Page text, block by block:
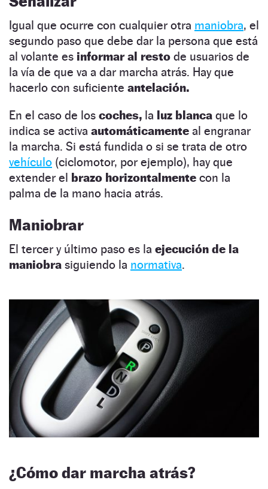
Igual que ocurre con cualquier otra maniobra, el
segundo paso que debe dar la persona que está
al volante es informar al resto de usuarios de
la vía de que va a dar marcha atrás. Hay que
hacerlo con suficiente antelación.
En el caso de los coches, la luz blanca que lo
indica se activa automáticamente al engranar
la marcha. Si está fundida o si se trata de otro
vehículo (ciclomotor, por ejemplo), hay que
extender el brazo horizontalmente con la
palma de la mano hacia atrás.
Maniobrar
El tercer y último paso es la ejecución de la
maniobra siguiendo la normativa.
¿Cómo dar marcha atrás?